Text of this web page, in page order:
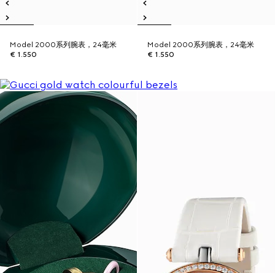
Model 2000系列腕表，24毫米
€ 1.550
Model 2000系列腕表，24毫米
€ 1.550